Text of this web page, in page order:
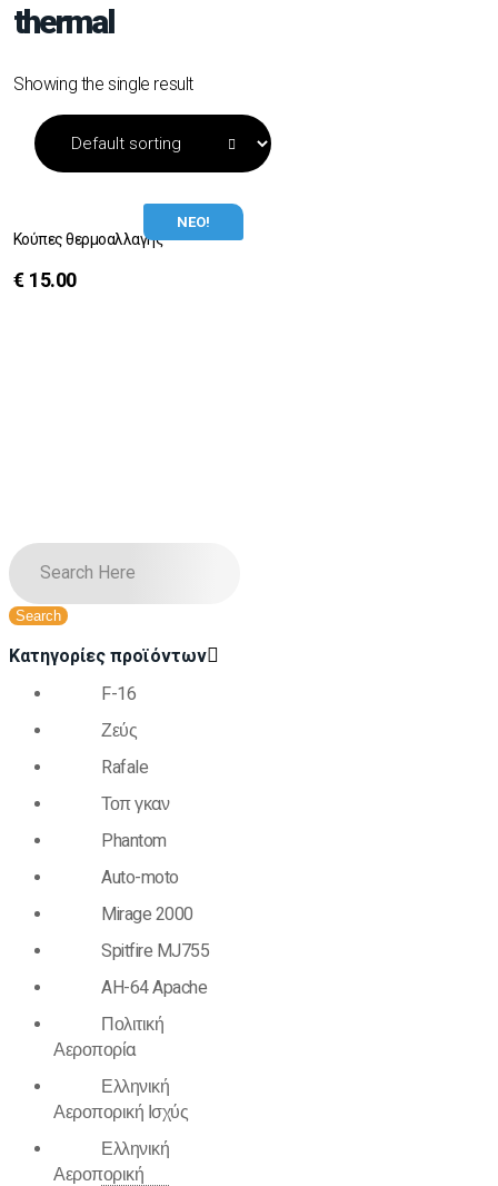
thermal
Showing the single result
ΝΕΟ!
Κούπες θερμοαλλαγής
€ 15.00
Κατηγορίες προϊόντων
F-16
Ζεύς
Rafale
Τοπ γκαν
Phantom
Auto-moto
Mirage 2000
Spitfire MJ755
AH-64 Apache
Πολιτική
Αεροπορία
Ελληνική
Αεροπορική Ισχύς
Ελληνική
Αεροπορική